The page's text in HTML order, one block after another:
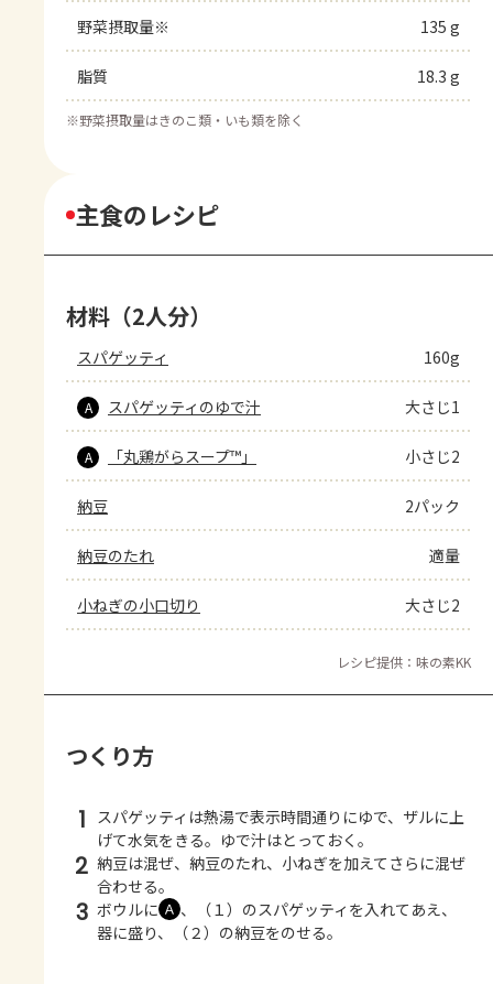
野菜摂取量※ 135 g
脂質 18.3 g
※野菜摂取量はきのこ類・いも類を除く
主食のレシピ
材料（2人分）
スパゲッティ 160g
A スパゲッティのゆで汁 大さじ1
A 「丸鶏がらスープ™」 小さじ2
納豆 2パック
納豆のたれ 適量
小ねぎの小口切り 大さじ2
レシピ提供：味の素KK
つくり方
1 スパゲッティは熱湯で表示時間通りにゆで、ザルに上
げて水気をきる。ゆで汁はとっておく。
2 納豆は混ぜ、納豆のたれ、小ねぎを加えてさらに混ぜ
合わせる。
3 ボウルに Ａ 、（１）のスパゲッティを入れてあえ、
器に盛り、（２）の納豆をのせる。